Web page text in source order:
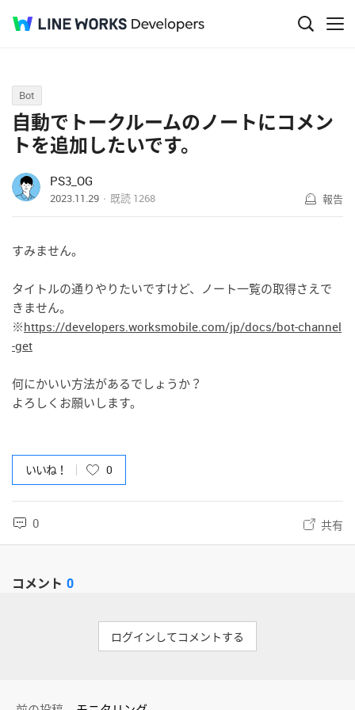
Q&A
Bot
自動でトークルームのノートにコメン
トを追加したいです。
PS3_OG
2023.11.29 既読 1268 報告
すみません。
タイトルの通りやりたいですけど、ノート一覧の取得さえで
きません。
※https://developers.worksmobile.com/jp/docs/bot-channel
-get
何にかいい方法があるでしょうか？
よろしくお願いします。
いいね！ 0
0 共有
コメント 0
ログインしてコメントする